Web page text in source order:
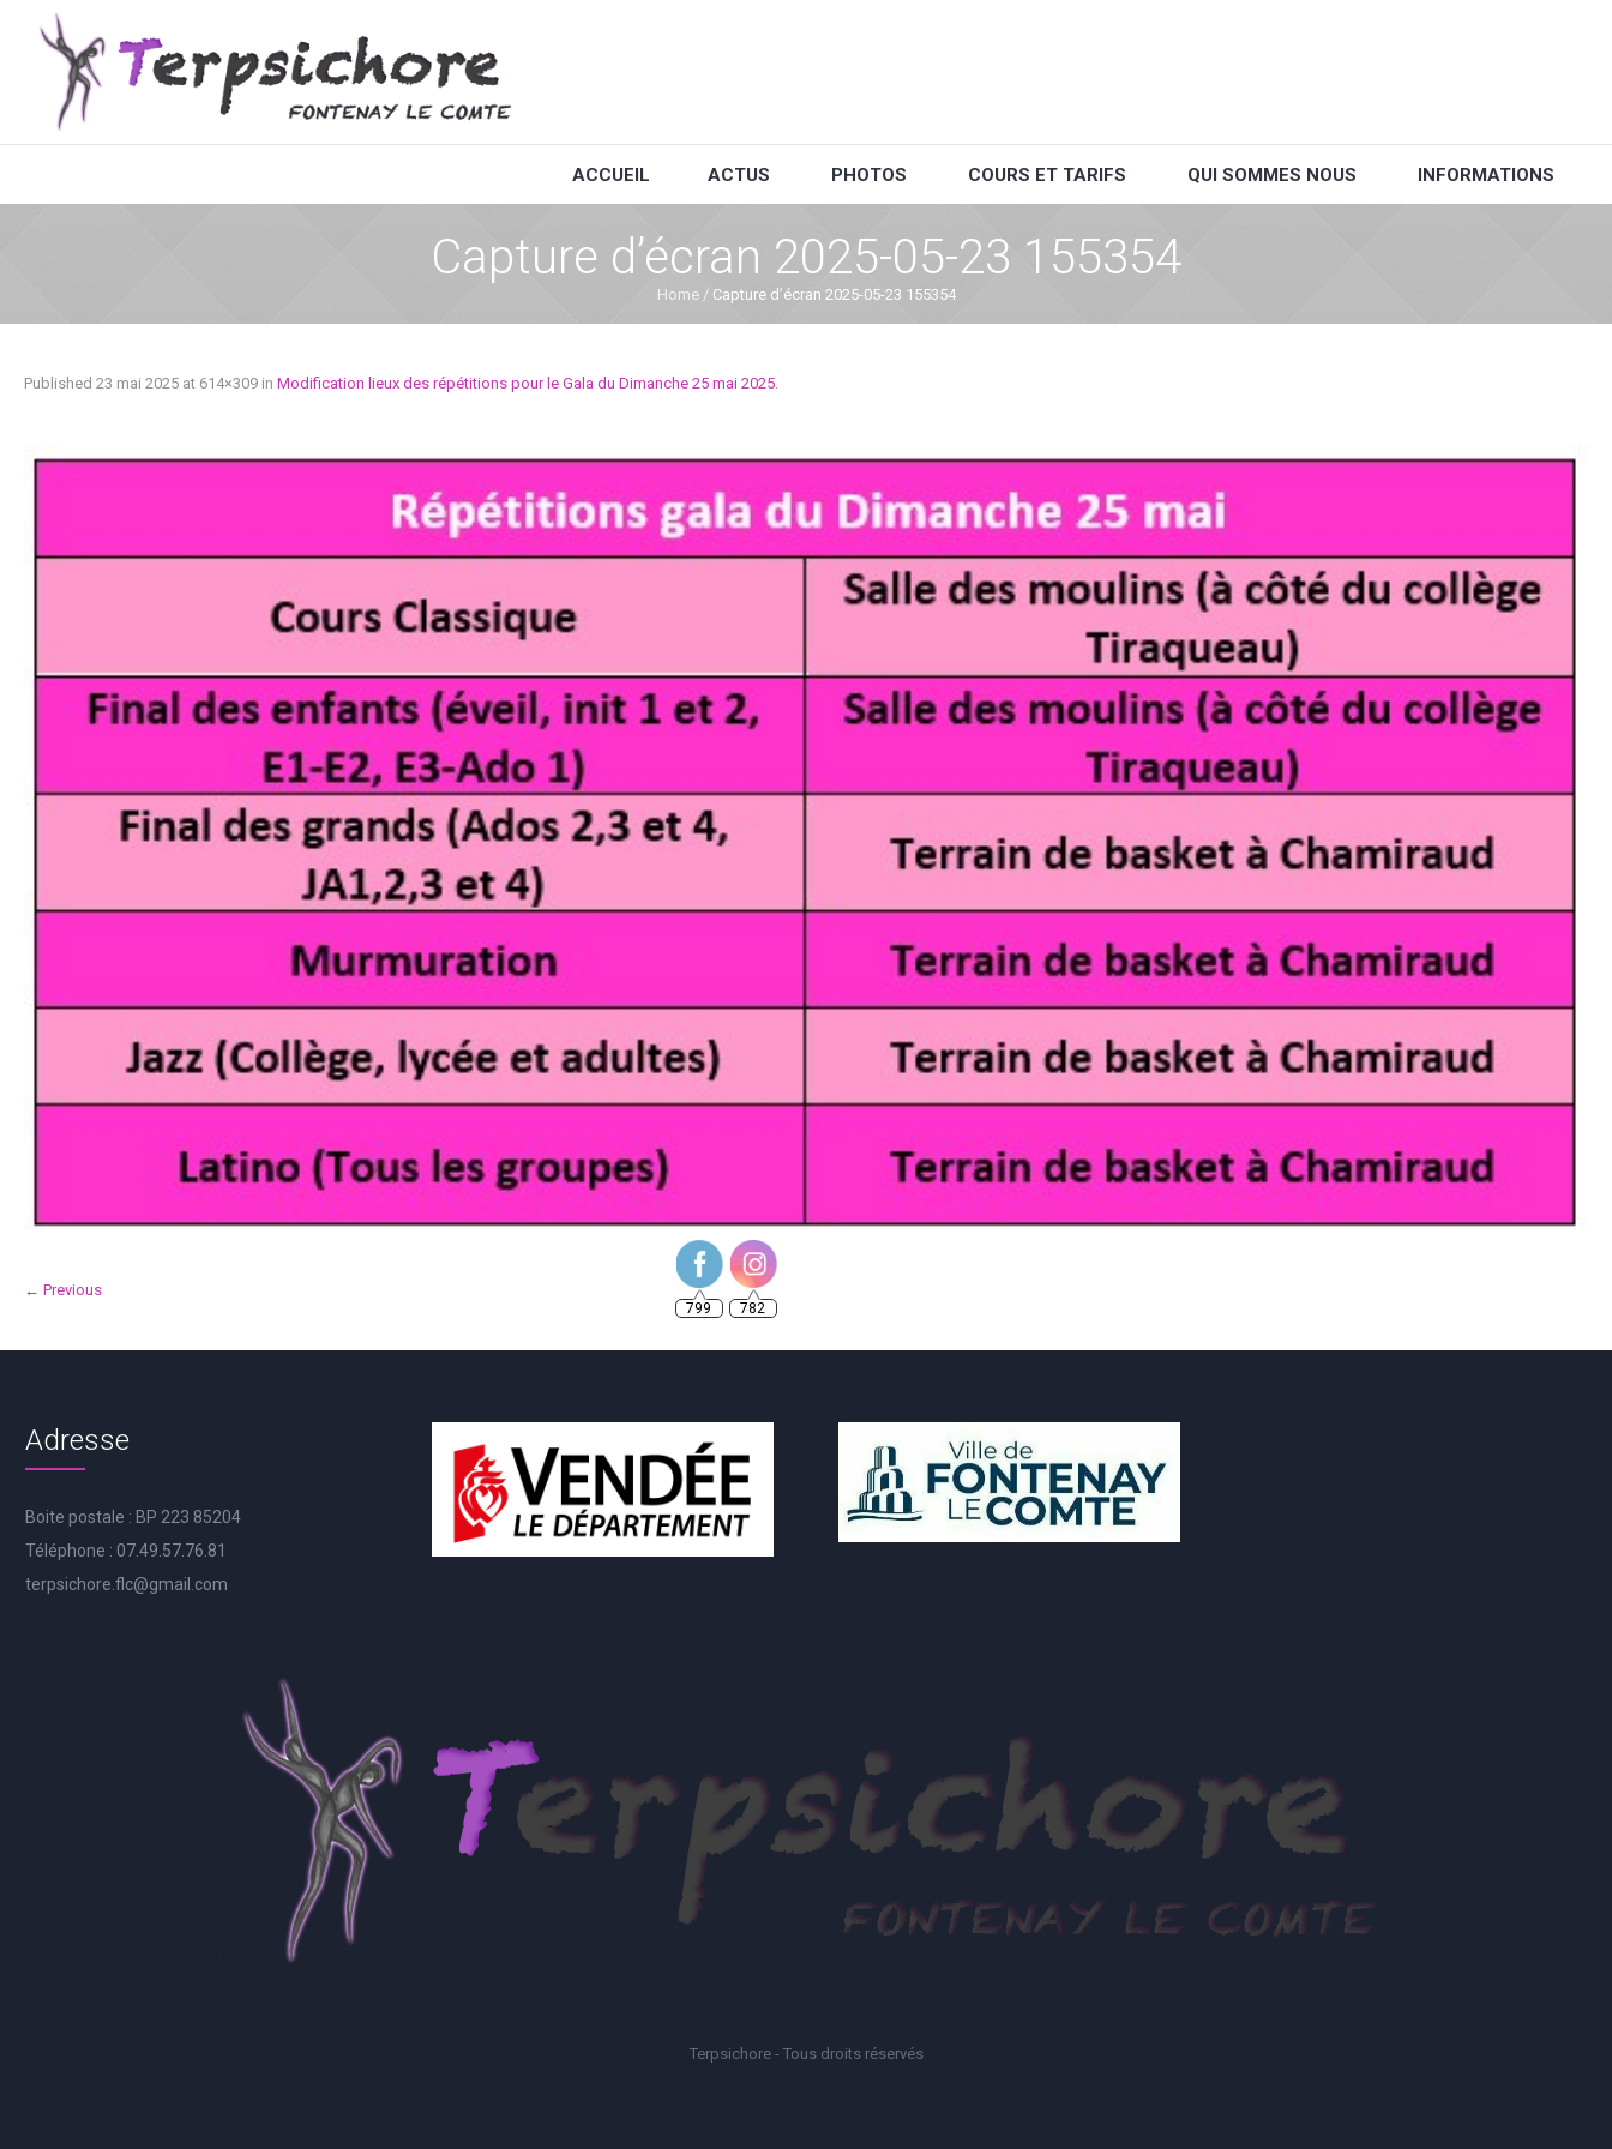
ACCUEIL ACTUS PHOTOS COURS ET TARIFS QUI SOMMES NOUS INFORMATIONS
Capture d’écran 2025-05-23 155354
Home / Capture d’écran 2025-05-23 155354
Published 23 mai 2025 at 614×309 in Modification lieux des répétitions pour le Gala du Dimanche 25 mai 2025.
← Previous
Adresse
Boite postale : BP 223 85204
Téléphone : 07.49.57.76.81
terpsichore.flc@gmail.com
Terpsichore - Tous droits réservés
799 782